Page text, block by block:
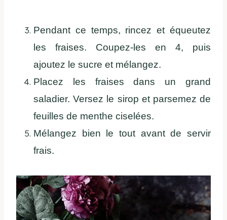
Pendant ce temps, rincez et équeutez
les fraises. Coupez-les en 4, puis
ajoutez le sucre et mélangez.
Placez les fraises dans un grand
saladier. Versez le sirop et parsemez de
feuilles de menthe ciselées.
Mélangez bien le tout avant de servir
frais.